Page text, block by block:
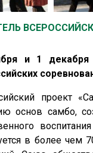
и 1 декабря
проект
основ самбо,
в более чем